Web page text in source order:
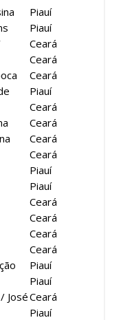
José
Piauí
Piauí
Ceará
Ceará
Ceará
Piauí
Ceará
Ceará
Ceará
Ceará
Piauí
Piauí
Ceará
Ceará
Ceará
Ceará
Piauí
Piauí
Ceará
Piauí